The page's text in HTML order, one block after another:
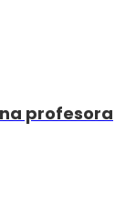
profesora